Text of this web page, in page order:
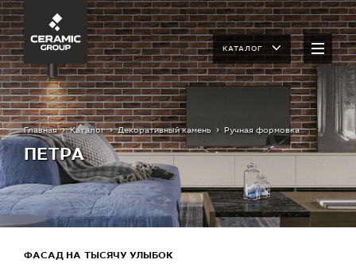
КАТАЛОГ
Главная Каталог Декоративный камень Ручная формовка
ПЕТРА
ФАСАД НА ТЫСЯЧУ УЛЫБОК